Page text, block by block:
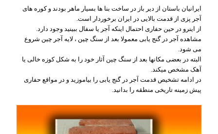
ایرانیان باستان از دیر باز در ساخت بنا ها بسیار ماهر بودند و کوره های
آجر پزی از قدمت بالایی در ایران برخوردار است.
از اینرو در حین حفاری احتمال اینکه آجر یا سفال ببینید وجود دارد.
مشاهده آجر در گنج یابی معمولا بعد از سنگ چین ، لایه آجر چین شروع
می شود.
البته در بعضی مکانھا بعد از سنگ چین آثار خود را به شکل کوزه خالی یا
آھک مشخص میکند.
در ادامه تشخیص قدمت آجر در گنج یابی را بیاموزید و در مواقع حفاری
پیش زمینه تاریخی منطقه را بدانید.